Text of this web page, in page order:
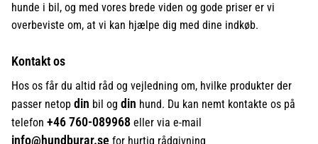
hunde i bil, og med vores brede viden og gode priser er vi
overbeviste om, at vi kan hjælpe dig med dine indkøb.
Kontakt os
Hos os får du altid råd og vejledning om, hvilke produkter der
passer netop din bil og din hund. Du kan nemt kontakte os på
telefon +46760-089968 eller via e-mail
info@hundburar.se for hurtig rådgivning